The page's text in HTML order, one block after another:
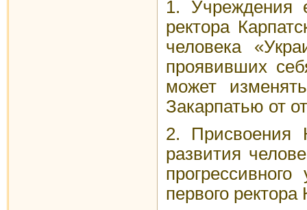
1. Учреждения
ректора
человека
проявивших
может
Закарпатью от
2. Присвоения
развития
первого